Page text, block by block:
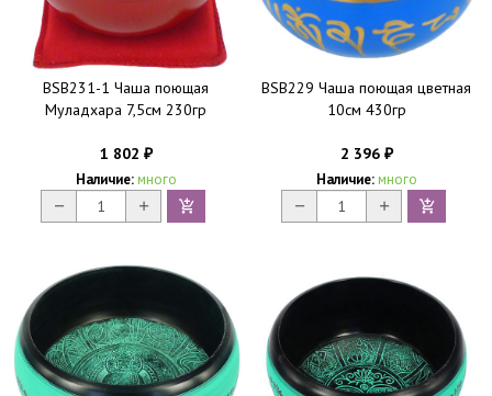
BSB231-1 Чаша поющая
Муладхара 7,5см 230гр
1 802 ₽
Наличие: много
BSB229 Чаша поющая цветная
10см 430гр
2 396 ₽
Наличие: много